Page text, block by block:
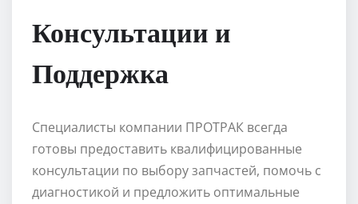
Консультации и
Поддержка
Специалисты компании ПРОТРАК всегда
готовы предоставить квалифицированные
консультации по выбору запчастей, помочь с
диагностикой и предложить оптимальные